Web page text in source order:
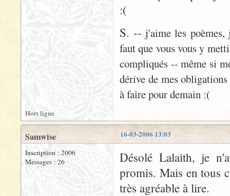
:(
S. -- j'aime les
faut que vous vous y
compliqués -- même si
dérive de mes
à faire pour demain :(
Hors ligne
16-03-2006 13:03
Samwise
Inscription : 2006
Messages : 26
Désolé Lalaith, je
promis. Mais en tous
très agréable à lire.